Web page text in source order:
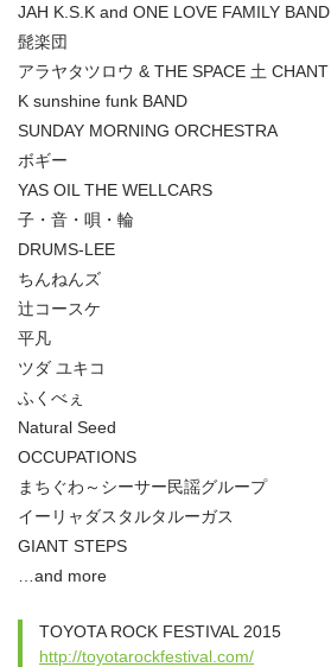
JAH K.S.K and ONE LOVE FAMILY BAND
髭楽団
アラヤタツロウ & THE SPACE 土 CHANT
K sunshine funk BAND
SUNDAY MORNING ORCHESTRA
ボギー
YAS OIL THE WELLCARS
子・音・唄・輪
DRUMS-LEE
ちんねんズ
辻コースケ
平凡
ツダ ユキコ
ふくべぇ
Natural Seed
OCCUPATIONS
まちぐわ～シーサー民謡グループ
イーリャダスタルタルーガス
GIANT STEPS
…and more
TOYOTA ROCK FESTIVAL 2015
http://toyotarockfestival.com/